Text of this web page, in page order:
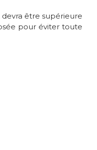
être supérieure
pour éviter toute